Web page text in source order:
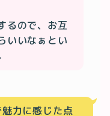
るので、お互
いいなぁとい
力に感じた点